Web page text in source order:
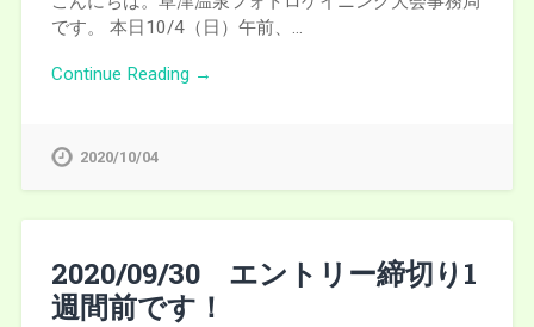
です。 本日10/4（日）午前、…
Continue Reading →
2020/10/04
2020/09/30 エントリー締切り1
週間前です！